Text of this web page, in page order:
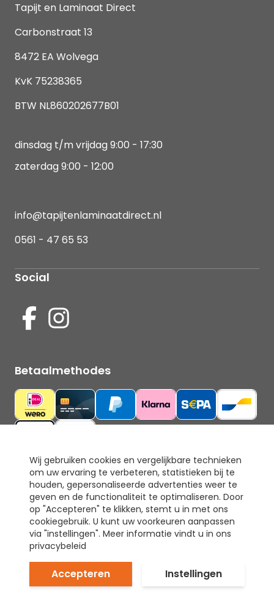
Wij gebruiken cookies en vergelijkbare technieken
om uw ervaring te verbeteren, statistieken bij te
houden, gepersonaliseerde advertenties weer te
geven en de functionaliteit te optimaliseren. Door
op "Accepteren" te klikken, stemt u in met ons
cookiegebruik. U kunt uw voorkeuren aanpassen
via "instellingen". Meer informatie vindt u in ons
privacybeleid
Accepteren Instellingen
Tapijt en Laminaat Direct
Carbonstraat 13
8472 EA Wolvega
KvK 75238365
BTW NL860202677B01
dinsdag t/m vrijdag 9:00 - 17:30
zaterdag 9:00 - 12:00
info@tapijtenlaminaatdirect.nl
0561 - 47 65 53
Social
Betaalmethodes
Ons keurmerk
© Tapijt & Laminaat Direct. Alle rechten voorbehouden.
Prijzen inclusief 21% BTW.